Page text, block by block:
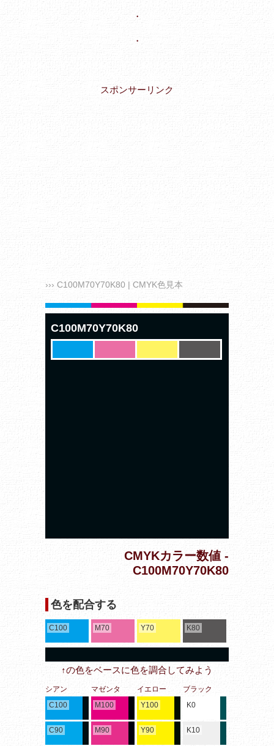
・
・
スポンサーリンク
››› C100M70Y70K80 | CMYK色見本
C100M70Y70K80
CMYKカラー数値 -
C100M70Y70K80
色を配合する
C100 M70 Y70 K80
↑の色をベースに色を調合してみよう
シアン
C100
C90
マゼンタ
M100
M90
イエロー
Y100
Y90
ブラック
K0
K10